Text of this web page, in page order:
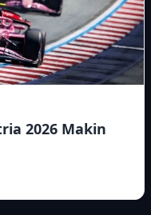
2026 Makin